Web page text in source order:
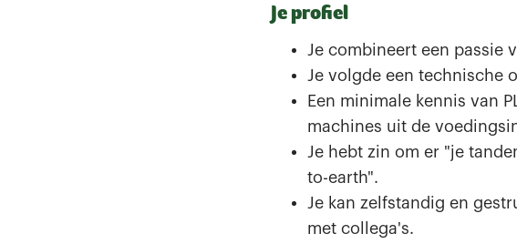
Je profiel
Je combineert een passie
Je volgde een technische
Een minimale kennis van
machines uit de
Je hebt zin om er "je
to-earth".
Je kan zelfstandig en
met collega's.